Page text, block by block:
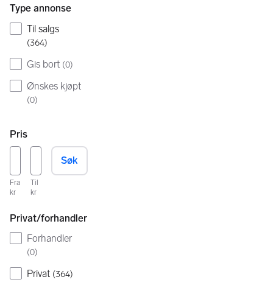
Type annonse
Til salgs
(364)
Gis bort (0)
Ønskes kjøpt
(0)
Pris
Fra
kr
Til
kr
Søk
Privat/forhandler
Forhandler
(0)
Privat (364)